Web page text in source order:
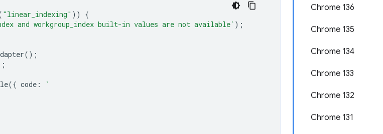
Chrome 136
Chrome 135
Chrome 134
Chrome 133
Chrome 132
Chrome 131
"linear_indexing" ))
{
and workgroup_index built-in values are not available` );
();
({ code :
`